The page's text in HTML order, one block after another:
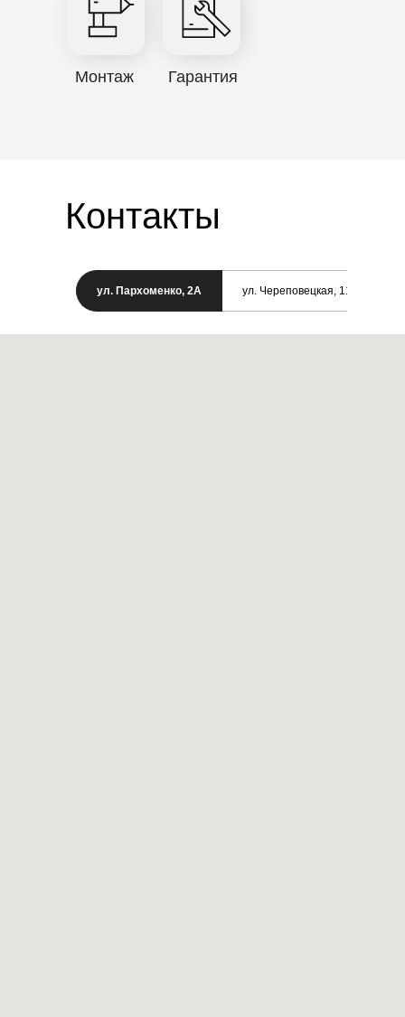
Монтаж Гарантия
Контакты
ул. Пархоменко, 2А ул. Череповецкая, 11/1